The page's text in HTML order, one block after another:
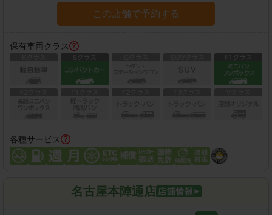
この店舗で予約する
保有車両クラス
各種サービス
名古屋本陣通店